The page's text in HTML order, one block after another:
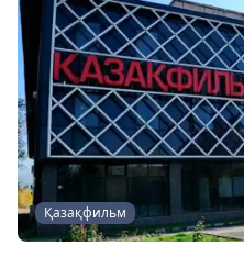
Қазақфильм